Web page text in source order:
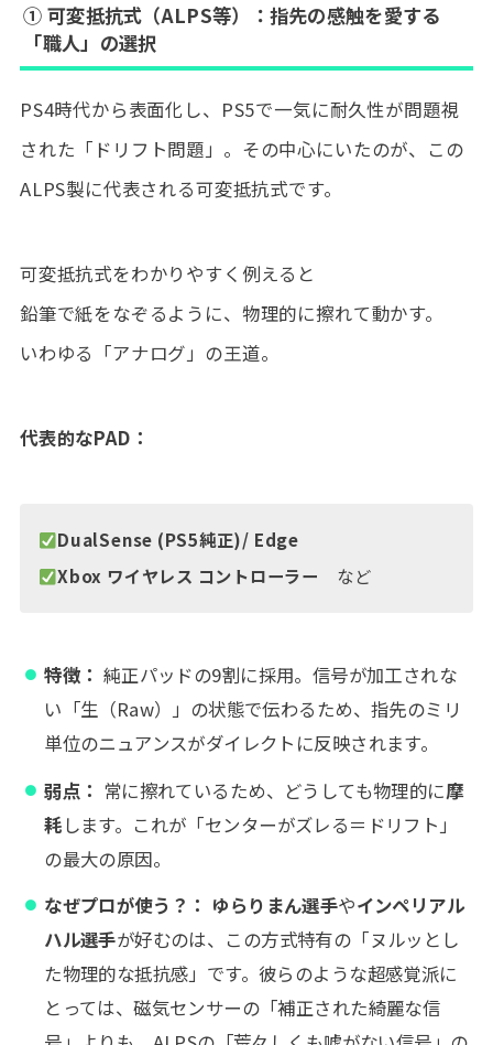
① 可変抵抗式（ALPS等）：指先の感触を愛する
「職人」の選択
PS4時代から表面化し、PS5で一気に耐久性が問題視
された「ドリフト問題」。その中心にいたのが、この
ALPS製に代表される可変抵抗式です。
可変抵抗式をわかりやすく例えると
鉛筆で紙をなぞるように、物理的に擦れて動かす。
いわゆる「アナログ」の王道。
代表的なPAD：
DualSense (PS5純正)/ Edge
Xbox ワイヤレス コントローラー など
特徴： 純正パッドの9割に採用。信号が加工されな
い「生（Raw）」の状態で伝わるため、指先のミリ
単位のニュアンスがダイレクトに反映されます。
弱点： 常に擦れているため、どうしても物理的に摩
耗 します。これが「センターがズレる＝ドリフト」
の最大の原因。
なぜプロが使う？： ゆらりまん選手やインペリアル
ハル選手が好むのは、この方式特有の「ヌルッとし
た物理的な抵抗感」です。彼らのような超感覚派に
とっては、磁気センサーの「補正された綺麗な信